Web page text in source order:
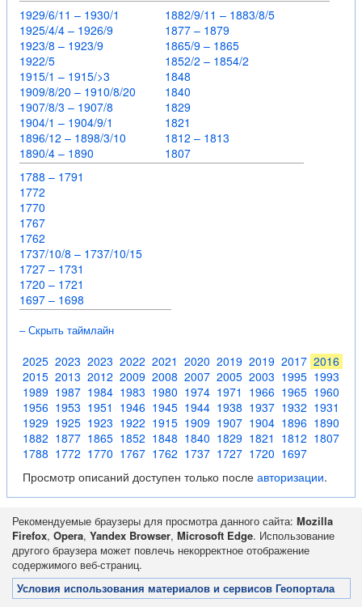
1929/6/11 – 1930/1
1925/4/4 – 1926/9
1923/8 – 1923/9
1922/5
1915/1 – 1915/>3
1909/8/20 – 1910/8/20
1907/8/3 – 1907/8
1904/1 – 1904/9/1
1896/12 – 1898/3/10
1890/4 – 1890
1882/9/11 – 1883/8/5
1877 – 1879
1865/9 – 1865
1852/2 – 1854/2
1848
1840
1829
1821
1812 – 1813
1807
1788 – 1791
1772
1770
1767
1762
1737/10/8 – 1737/10/15
1727 – 1731
1720 – 1721
1697 – 1698
– Скрыть таймлайн
2025 2023 2023 2022 2021 2020 2019 2019 2017 2016
2015 2013 2012 2009 2008 2007 2005 2003 1995 1993
1989 1987 1984 1983 1980 1974 1971 1966 1965 1960
1956 1953 1951 1946 1945 1944 1938 1937 1932 1931
1929 1925 1923 1922 1915 1909 1907 1904 1896 1890
1882 1877 1865 1852 1848 1840 1829 1821 1812 1807
1788 1772 1770 1767 1762 1737 1727 1720 1697
Просмотр описаний доступен только после авторизации.
Рекомендуемые браузеры для просмотра данного сайта: Mozilla
Firefox, Opera, Yandex Browser, Microsoft Edge. Использование
другого браузера может повлечь некорректное отображение
содержимого веб-страниц.
Условия использования материалов и сервисов Геопортала